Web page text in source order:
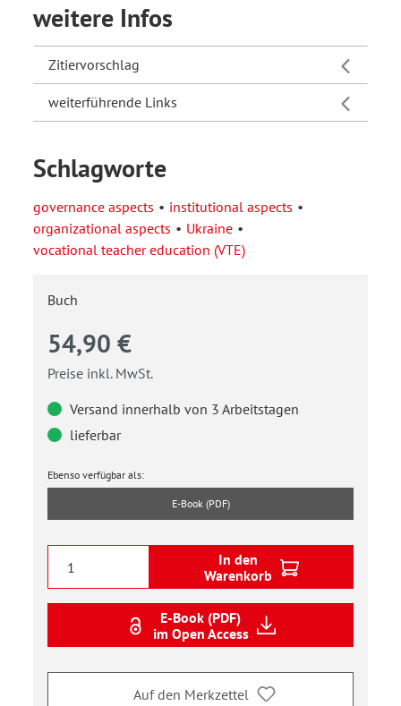
weitere Infos
Zitiervorschlag
weiterführende Links
Schlagworte
governance aspects
institutional aspects
organizational aspects
Ukraine
vocational teacher education (VTE)
Buch
54,90 €
Preise inkl. MwSt.
Versand innerhalb von 3 Arbeitstagen
lieferbar
Ebenso verfügbar als:
E-Book (PDF)
In den
Warenkorb
E-Book (PDF)
im Open Access
Auf den Merkzettel